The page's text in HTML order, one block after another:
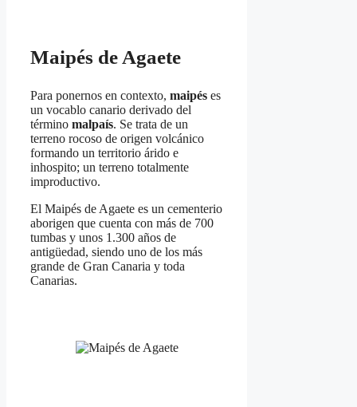
Maipés de Agaete
Para ponernos en contexto, maipés es
un vocablo canario derivado del
término malpaís. Se trata de un
terreno rocoso de origen volcánico
formando un territorio árido e
inhospito; un terreno totalmente
improductivo.
El Maipés de Agaete es un cementerio
aborigen que cuenta con más de 700
tumbas y unos 1.300 años de
antigüedad, siendo uno de los más
grande de Gran Canaria y toda
Canarias.